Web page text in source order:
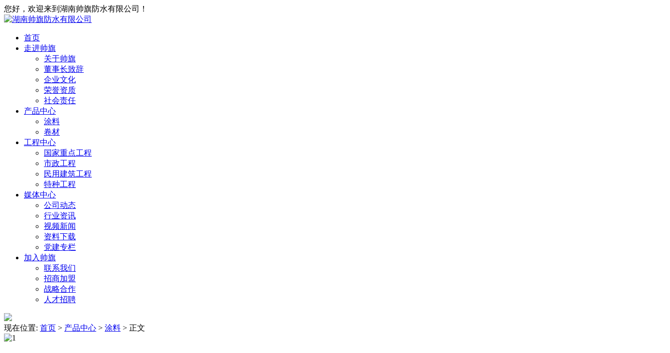
您好，欢迎来到湖南帅旗防水有限公司！
首页
走进帅旗
关于帅旗
董事长致辞
企业文化
荣誉资质
社会责任
产品中心
涂料
卷材
工程中心
国家重点工程
市政工程
民用建筑工程
特种工程
媒体中心
公司动态
行业资讯
视频新闻
资料下载
党建专栏
加入帅旗
联系我们
招商加盟
战略合作
人才招聘
现在位置: 首页 > 产品中心 > 涂料 > 正文